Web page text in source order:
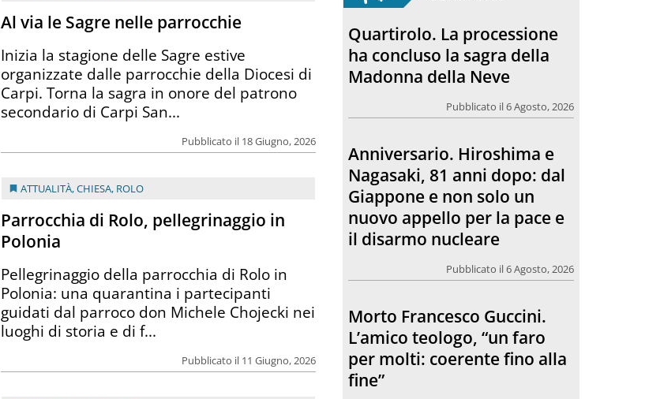
Al via le Sagre nelle parrocchie
Pubblicato il 18 Giugno, 2026
Inizia la stagione delle Sagre estive
organizzate dalle parrocchie della Diocesi di
Carpi. Torna la sagra in onore del patrono
secondario di Carpi San...
ATTUALITÀ,CHIESA, ROLO
Parrocchia di Rolo, pellegrinaggio in
Polonia
Pubblicato il 11 Giugno, 2026
Pellegrinaggio della parrocchia di Rolo in
Polonia: una quarantina i partecipanti
guidati dal parroco don Michele Chojecki nei
luoghi di storia e di f...
Quartirolo. La processione
ha concluso la sagra della
Madonna della Neve
Pubblicato il 6 Agosto, 2026
Anniversario. Hiroshima e
Nagasaki, 81 anni dopo: dal
Giappone e non solo un
nuovo appello per la pace e
il disarmo nucleare
Pubblicato il 6 Agosto, 2026
Morto Francesco Guccini.
L’amico teologo, “un faro
per molti: coerente fino alla
fine”